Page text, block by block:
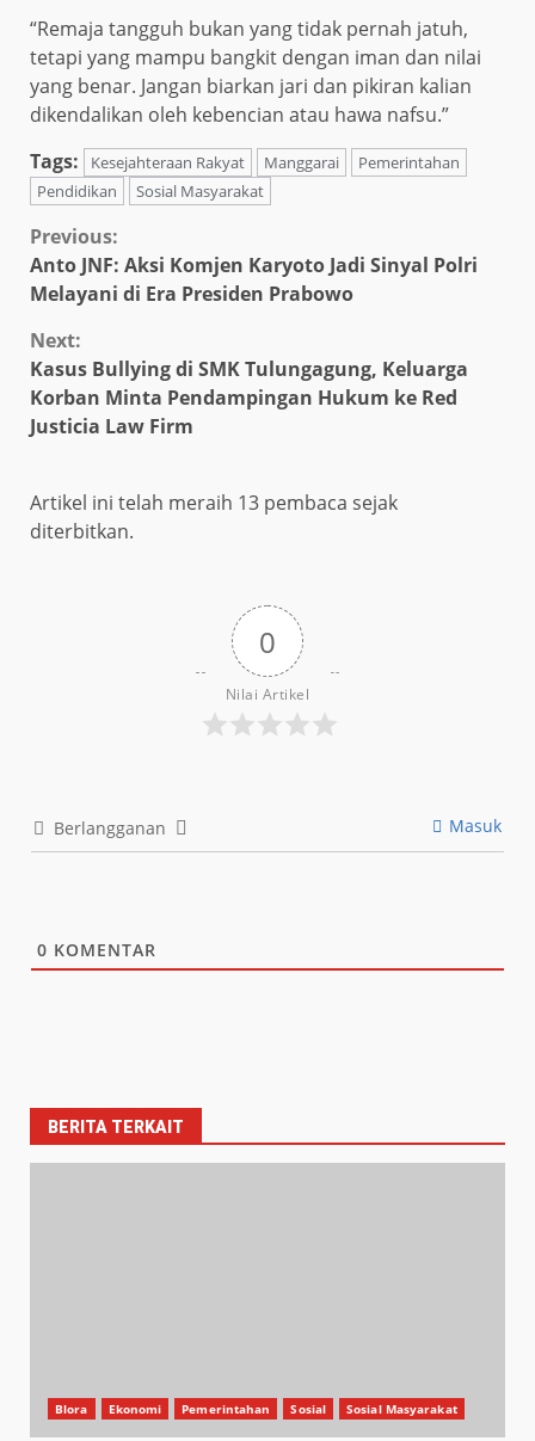
“Remaja tangguh bukan yang tidak pernah jatuh,
tetapi yang mampu bangkit dengan iman dan nilai
yang benar. Jangan biarkan jari dan pikiran kalian
dikendalikan oleh kebencian atau hawa nafsu.”
Tags:
Kesejahteraan Rakyat Manggarai
Pemerintahan
Pendidikan
Sosial Masyarakat
Continue
Reading
Previous:
Anto JNF: Aksi Komjen Karyoto Jadi Sinyal Polri
Melayani di Era Presiden Prabowo
Next:
Kasus Bullying di SMK Tulungagung, Keluarga
Korban Minta Pendampingan Hukum ke Red
Justicia Law Firm
Artikel ini telah meraih 13 pembaca sejak
diterbitkan.
0
Nilai Artikel
Berlangganan Masuk
0 KOMENTAR
BERITA TERKAIT
Blora Ekonomi Pemerintahan Sosial Sosial Masyarakat